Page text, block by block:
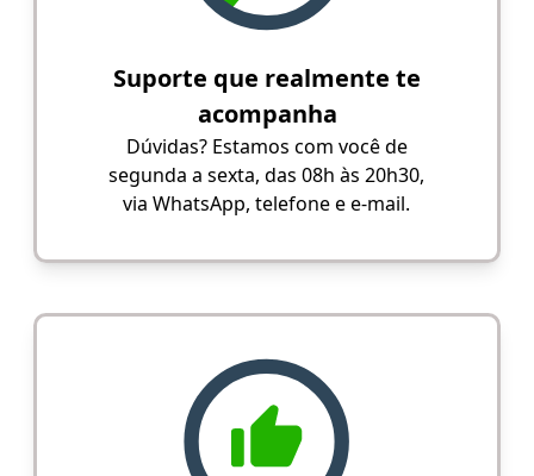
Suporte que realmente te
acompanha
Dúvidas? Estamos com você de
segunda a sexta, das 08h às 20h30,
via WhatsApp, telefone e e-mail.